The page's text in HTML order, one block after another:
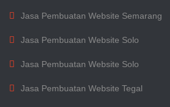
Jasa Pembuatan Website Semarang
Jasa Pembuatan Website Solo
Jasa Pembuatan Website Solo
Jasa Pembuatan Website Tegal